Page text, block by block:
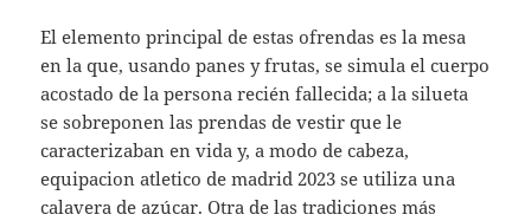
El elemento principal de estas ofrendas es la mesa
en la que, usando panes y frutas, se simula el cuerpo
acostado de la persona recién fallecida; a la silueta
se sobreponen las prendas de vestir que le
caracterizaban en vida y, a modo de cabeza,
equipacion atletico de madrid 2023 se utiliza una
calavera de azúcar. Otra de las tradiciones más